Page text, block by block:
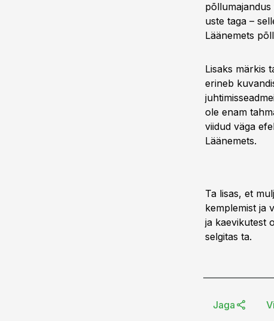
uste taga –
Läänemets
Lisaks märkis
erineb
ole enam
viidud väga
Läänemets.
Ta lisas, et
kemplemist ja
ja kaevikutest
selgitas ta.
Jaga